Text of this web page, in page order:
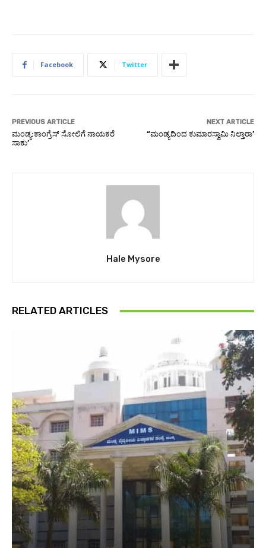
Facebook Twitter
PREVIOUS ARTICLE
ಮಂಡ್ಯ:ಕಾಂಗ್ರೆಸ್ ಸೋಲಿಗೆ ನಾಯಕರೆ
ಸಾಕು’
NEXT ARTICLE
“ಮಂಡ್ಯದಿಂದ ಕುಮಾರಸ್ವಾಮಿ ನಿಲ್ತಾರಾ’
Hale Mysore
RELATED ARTICLES